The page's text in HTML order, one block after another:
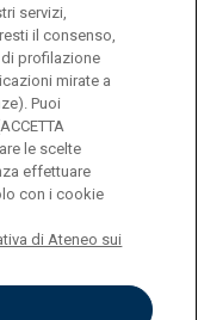
servizi,
il consenso,
profilazione
mirate a
Puoi
le scelte
effettuare
con i cookie
di Ateneo sui